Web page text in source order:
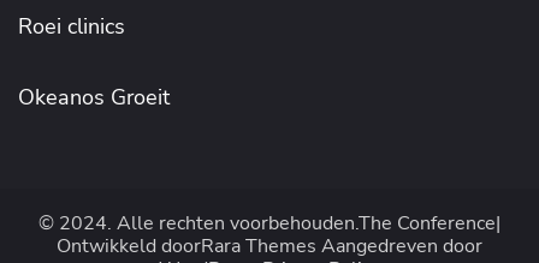
Roei clinics
Okeanos Groeit
© 2024. Alle rechten voorbehouden.The Conference|
Ontwikkeld doorRara Themes Aangedreven door